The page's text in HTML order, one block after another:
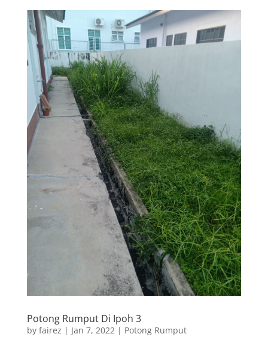
Potong Rumput Di Ipoh 3
by fairez | Jan 7, 2022| Potong Rumput